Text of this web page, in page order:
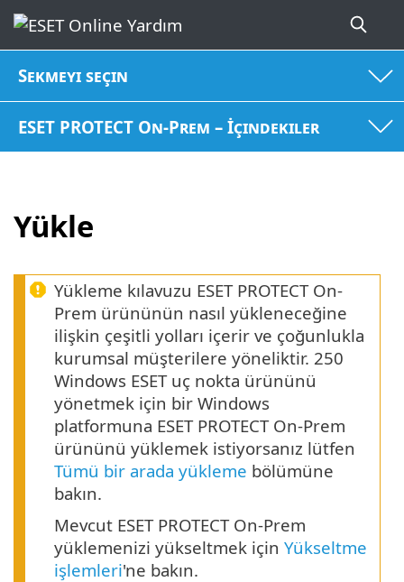
Sekmeyi seçin
ESET PROTECT On-Prem – İçindekiler
Yükle
Yükleme kılavuzu ESET PROTECT On-
Prem ürününün nasıl yükleneceğine
ilişkin çeşitli yolları içerir ve çoğunlukla
kurumsal müşterilere yöneliktir. 250
Windows ESET uç nokta ürününü
yönetmek için bir Windows
platformuna ESET PROTECT On-Prem
ürününü yüklemek istiyorsanız lütfen
Tümü bir arada yükleme bölümüne
bakın.
Mevcut ESET PROTECT On-Prem
yüklemenizi yükseltmek için Yükseltme
işlemleri'ne bakın.